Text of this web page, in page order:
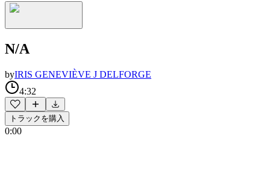
N/A
byIRIS GENEVIÈVE J DELFORGE
4:32
トラックを購入
0:00